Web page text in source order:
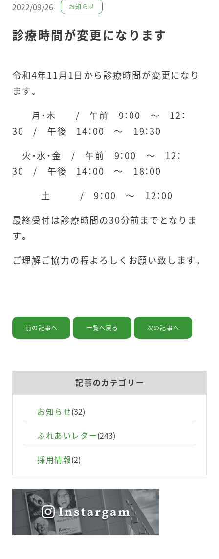
治療内容
ドクターの紹介
設備の紹介
個人情報保護方針
利用規約
2022/09/26 お知らせ
診療時間が変更になります
令和4年11月1日から診療時間が変更になり
ます。
月・木 / 午前 9：00 ～ 12：
30 / 午後 14：00 ～ 19：30
火・水・金 / 午前 9：00 ～ 12：
30 / 午後 14：00 ～ 18：00
土 / 9：00 ～ 12：00
最終受付は診療時間の30分前までとなりま
す。
ご理解ご協力の程よろしくお願い致します。
前の記事へ 一覧へ戻る 次の記事へ
記事のカテゴリー
お知らせ(32)
ふれあいレター(243)
採用情報(2)